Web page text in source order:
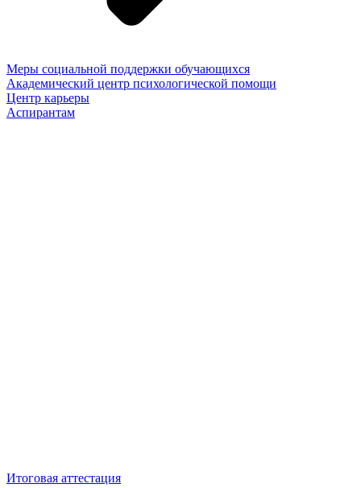
Меры социальной поддержки обучающихся
Академический центр психологической помощи
Центр карьеры
Аспирантам
Итоговая аттестация